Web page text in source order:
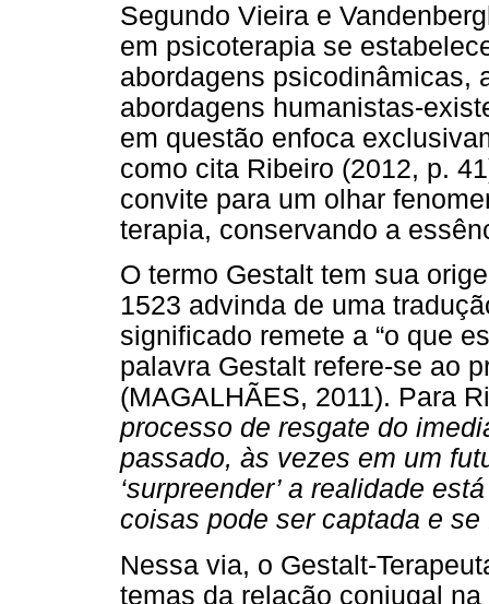
Segundo Vieira e
em psicoterapia se
abordagens psicodinâmicas,
abordagens humanistas-
em questão enfoca
como cita Ribeiro (2012, p.
convite para um olhar
terapia, conservando a
O termo Gestalt tem sua
1523 advinda de uma
significado remete a “o que
palavra Gestalt refere-se ao
(MAGALHÃES, 2011). Para
processo de resgate do
passado, às vezes em um
‘surpreender’ a realidade
coisas pode ser captada e se
Nessa via, o Gestalt-
temas da relação conjugal